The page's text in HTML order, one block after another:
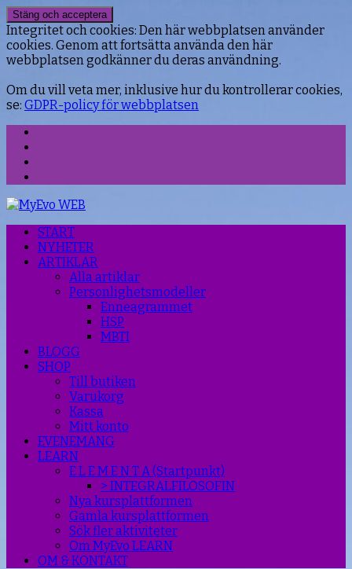
Integritet och cookies: Den här webbplatsen använder
cookies. Genom att fortsätta använda den här
webbplatsen godkänner du deras användning.
Om du vill veta mer, inklusive hur du kontrollerar cookies,
se: GDPR-policy för webbplatsen
START
NYHETER
ARTIKLAR
Alla artiklar
Personlighetsmodeller
Enneagrammet
HSP
MBTI
BLOGG
SHOP
Till butiken
Varukorg
Kassa
Mitt konto
EVENEMANG
LEARN
E L E M E N T A (Startpunkt)
> INTEGRALFILOSOFIN
Nya kursplattformen
Gamla kursplattformen
Sök fler aktiviteter
Om MyEvo LEARN
OM & KONTAKT